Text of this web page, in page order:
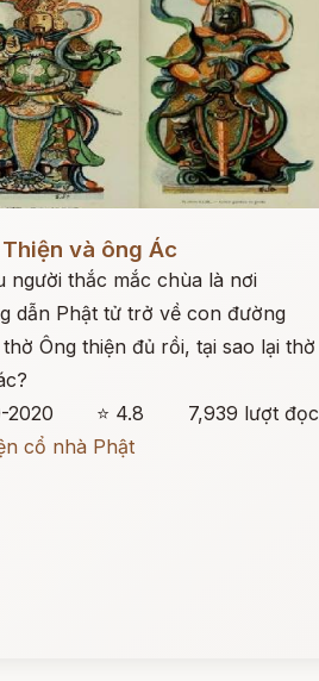
và ông Ác
người thắc mắc chùa là nơi
dẫn Phật tử trở về con đường
Ông thiện đủ rồi, tại sao lại thờ
2020
⭐ 4.8
7,939 lượt đọc
cổ nhà Phật